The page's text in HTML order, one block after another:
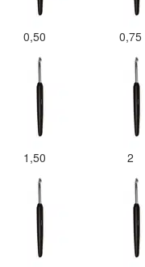
0,50 0,75
1,50 2